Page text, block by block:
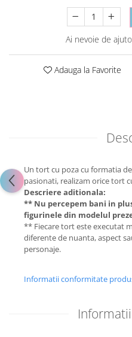
Ai nevoie de
Adauga la Favorite
Un tort cu poza cu formatia
pasionati, realizam orice tort
Descriere aditionala:
** Nu percepem bani in
figurinele din modelul
** Fiecare tort este executat
diferente de nuanta, aspect
personaje.
Informatii conformitate